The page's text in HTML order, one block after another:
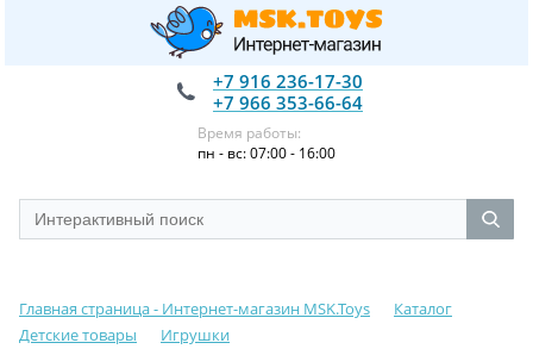
+7 916 236-17-30
+7 966 353-66-64
Время работы:
пн - вс: 07:00 - 16:00
Главная страница - Интернет-магазин MSK.Toys
Каталог
Детские товары
Игрушки